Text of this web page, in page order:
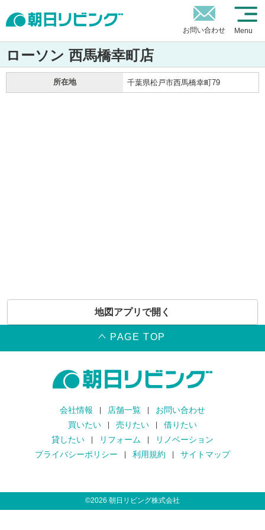
お問い合わせ Menu
ローソン 西馬橋幸町店
所在地 千葉県松戸市西馬橋幸町79
地図アプリで開く
PAGE TOP
会社情報 店舗一覧
お問い合わせ
買いたい
売りたい
借りたい
貸したい
リフォーム
リノベーション
プライバシーポリシー
利用規約 サイトマップ
©2026 朝日リビング株式会社